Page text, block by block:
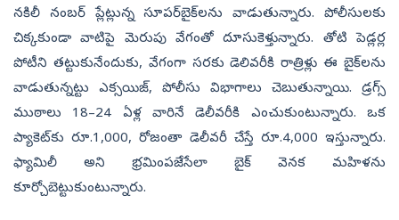
నకిలీ నంబర్‌ ప్లేట్లున్న సూపర్‌బైక్‌లను వాడుతున్నారు. పోలీసులకు
చిక్కకుండా వాటిపై మెరుపు వేగంతో దూసుకెళ్తున్నారు. తోటి పెడ్లర్ల
పోటీని తట్టుకునేందుకు, వేగంగా సరకు డెలివరీకి రాత్రిళ్లు ఈ బైక్‌లను
వాడుతున్నట్టు ఎక్సయిజ్, పోలీసు విభాగాలు చెబుతున్నాయి. డ్రగ్స్‌
ముఠాలు 18–24 ఏళ్ల వారినే డెలీవరీకి ఎంచుకుంటున్నారు. ఒక
ప్యాకెట్‌కు రూ.1,000, రోజంతా డెలీవరీ చేస్తే రూ.4,000 ఇస్తున్నారు.
ఫ్యామిలీ అని భ్రమింపజేసేలా బైక్‌ వెనక మహిళను
కూర్చోబెట్టుకుంటున్నారు.